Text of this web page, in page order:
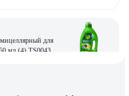
для
мл (4) TS0043